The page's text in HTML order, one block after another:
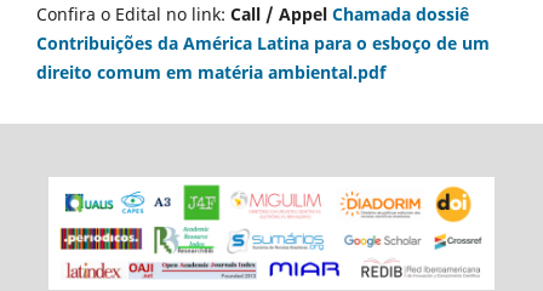
Confira o Edital no link: Call / Appel Chamada dossiê
Contribuições da América Latina para o esboço de um
direito comum em matéria ambiental.pdf